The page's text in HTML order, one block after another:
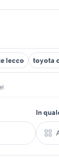
lecco toyota
In